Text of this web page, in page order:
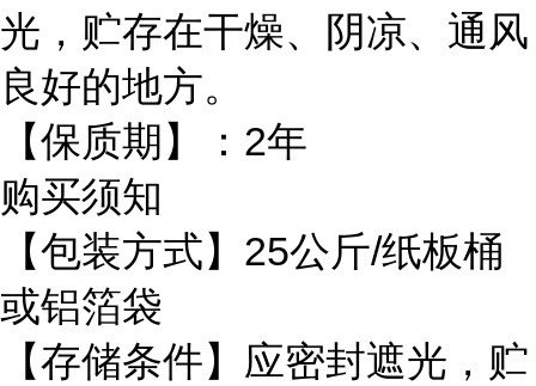
光，贮存在干燥、阴凉、通风
良好的地方。
【保质期】：2年
购买须知
【包装方式】25公斤/纸板桶
或铝箔袋
【存储条件】应密封遮光，贮